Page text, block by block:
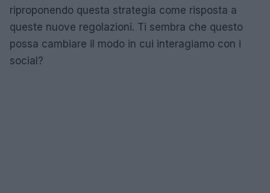
riproponendo questa strategia come risposta a
queste nuove regolazioni. Ti sembra che questo
possa cambiare il modo in cui interagiamo con i
social?